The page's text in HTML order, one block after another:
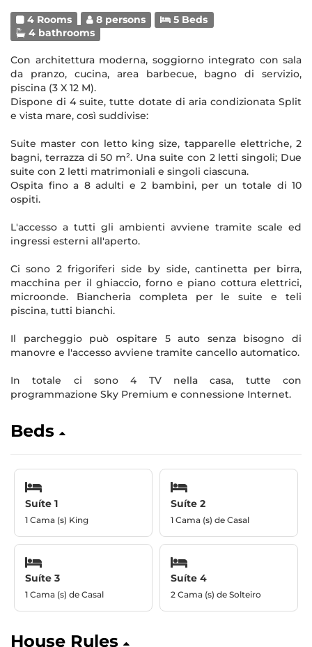
4 Rooms 8 persons
5 Beds
4 bathrooms
Con architettura moderna, soggiorno integrato con sala
da pranzo, cucina, area barbecue, bagno di servizio,
piscina (3 X 12 M).
Dispone di 4 suite, tutte dotate di aria condizionata Split
e vista mare, così suddivise:
Suite master con letto king size, tapparelle elettriche, 2
bagni, terrazza di 50 m². Una suite con 2 letti singoli; Due
suite con 2 letti matrimoniali e singoli ciascuna.
Ospita fino a 8 adulti e 2 bambini, per un totale di 10
ospiti.
L'accesso a tutti gli ambienti avviene tramite scale ed
ingressi esterni all'aperto.
Ci sono 2 frigoriferi side by side, cantinetta per birra,
macchina per il ghiaccio, forno e piano cottura elettrici,
microonde. Biancheria completa per le suite e teli
piscina, tutti bianchi.
Il parcheggio può ospitare 5 auto senza bisogno di
manovre e l'accesso avviene tramite cancello automatico.
In totale ci sono 4 TV nella casa, tutte con
programmazione Sky Premium e connessione Internet.
Beds
Suíte 1
1 Cama (s) King
Suíte 2
1 Cama (s) de Casal
Suíte 3
1 Cama (s) de Casal
Suíte 4
2 Cama (s) de Solteiro
House Rules